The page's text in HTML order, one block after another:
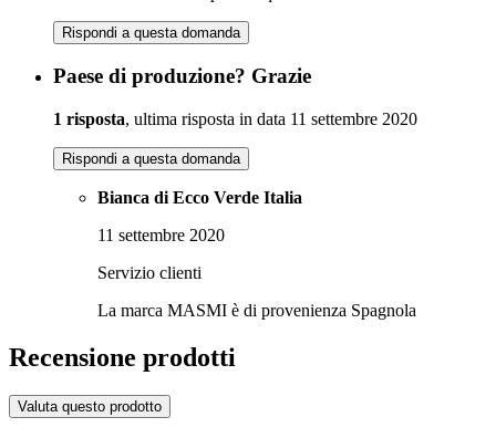
Rispondi a questa domanda
Paese di produzione? Grazie
1 risposta, ultima risposta in data 11 settembre 2020
Rispondi a questa domanda
Bianca di Ecco Verde Italia
11 settembre 2020
Servizio clienti
La marca MASMI è di provenienza Spagnola
Recensione prodotti
Valuta questo prodotto